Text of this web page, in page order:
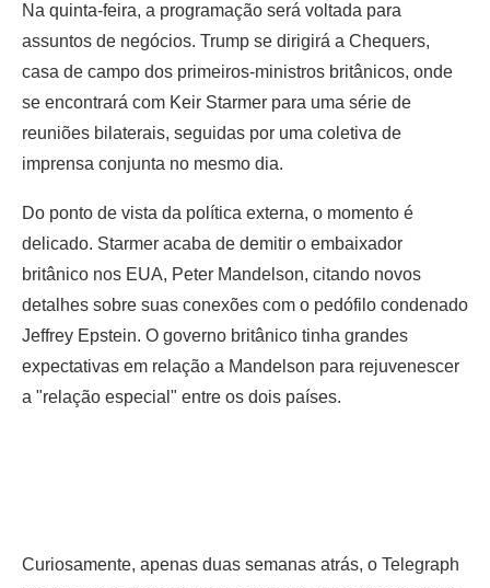
Na quinta-feira, a programação será voltada para
assuntos de negócios. Trump se dirigirá a Chequers,
casa de campo dos primeiros-ministros britânicos, onde
se encontrará com Keir Starmer para uma série de
reuniões bilaterais, seguidas por uma coletiva de
imprensa conjunta no mesmo dia.
Do ponto de vista da política externa, o momento é
delicado. Starmer acaba de demitir o embaixador
britânico nos EUA, Peter Mandelson, citando novos
detalhes sobre suas conexões com o pedófilo condenado
Jeffrey Epstein. O governo britânico tinha grandes
expectativas em relação a Mandelson para rejuvenescer
a "relação especial" entre os dois países.
Curiosamente, apenas duas semanas atrás, o Telegraph